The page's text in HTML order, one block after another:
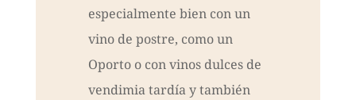
especialmente bien con un
vino de postre, como un
Oporto o con vinos dulces de
vendimia tardía y también